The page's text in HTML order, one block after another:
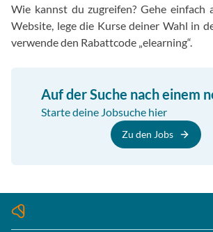
Wie kannst du zugreifen? Gehe einfach
Website, lege die Kurse deiner Wahl in
verwende den Rabattcode „elearning“.
Auf der Suche nach einem
Starte deine Jobsuche hier
Zu den Jobs